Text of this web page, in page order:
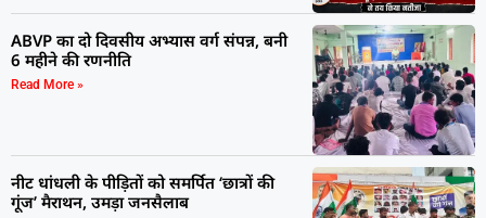
ABVP का दो दिवसीय अभ्यास वर्ग संपन्न, बनी
6 महीने की रणनीति
Read More »
नीट धांधली के पीड़ितों को समर्पित ‘छात्रों की
गूंज’ मैराथन, उमड़ा जनसैलाब